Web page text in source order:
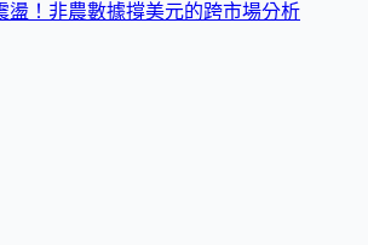
盪！非農數據撐美元的跨市場分析